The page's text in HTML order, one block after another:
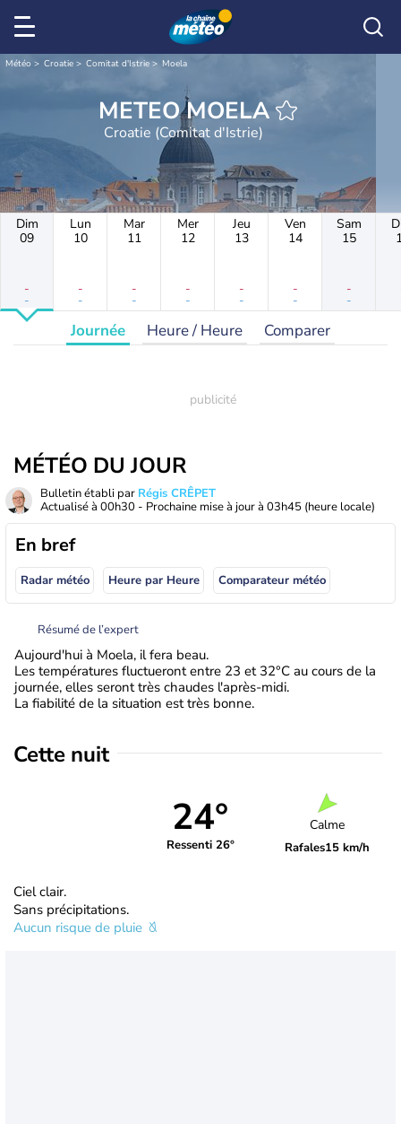
Météo Croatie Comitat d'Istrie Moela
METEO MOELA
Croatie (Comitat d'Istrie)
Dim
09
-
-
Lun
10
-
-
Mar
11
-
-
Mer
12
-
-
Jeu
13
-
-
Ven
14
-
-
Sam
15
-
-
Journée Heure / Heure Comparer
MÉTÉO DU JOUR
Bulletin établi par Régis CRÊPET
Actualisé à 00h30 - Prochaine mise à jour à 03h45 (heure locale)
En bref
Radar météo Heure par Heure Comparateur météo
Résumé de l’expert
Aujourd'hui à Moela, il fera beau.
Les températures fluctueront entre 23 et 32°C au cours de la
journée, elles seront très chaudes l'après-midi.
La fiabilité de la situation est très bonne.
Cette nuit
24°
Ressenti 26°
Calme
Rafales15 km/h
Ciel clair.
Sans précipitations.
Aucun risque de pluie